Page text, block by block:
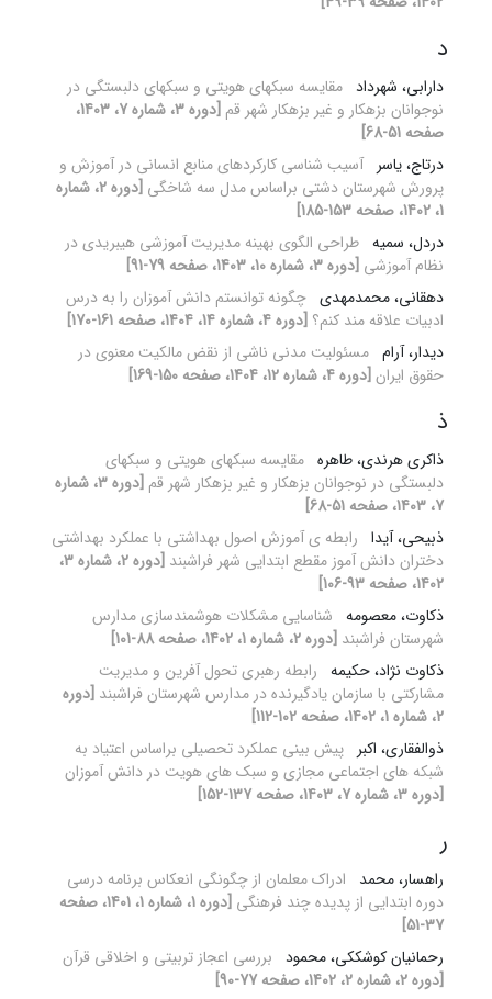
د
دارابی، شهرداد مقایسه سبک‏های هویتی و سبک‏های دلبستگی در
نوجوانان بزهکار و غیر بزهکار شهر قم
[دوره 3، شماره 7، 1403،
صفحه 51-68]
درتاج، یاسر آسیب شناسی کارکردهای منابع انسانی در آموزش و
پرورش شهرستان دشتی براساس مدل سه شاخگی
[دوره 2، شماره
1، 1402، صفحه 153-185]
دردل، سمیه طراحی الگوی بهینه مدیریت آموزشی هیبریدی در
نظام آموزشی [دوره 3، شماره 10، 1403، صفحه 79-91]
دهقانی، محمدمهدی چگونه توانستم دانش آموزان را به درس
ادبیات علاقه مند کنم؟ [دوره 4، شماره 14، 1404، صفحه 161-170]
دیدار، آرام مسئولیت مدنی ناشی از نقض مالکیت معنوی در
حقوق ایران [دوره 4، شماره 12، 1404، صفحه 150-169]
ذ
ذاکری هرندی، طاهره مقایسه سبک‏های هویتی و سبک‏های
دلبستگی در نوجوانان بزهکار و غیر بزهکار شهر قم
[دوره 3، شماره
7، 1403، صفحه 51-68]
ذبیحی، آیدا رابطه ی آموزش اصول بهداشتی با عملکرد بهداشتی
دختران دانش آموز مقطع ابتدایی شهر فراشبند
[دوره 2، شماره 3،
1402، صفحه 93-106]
ذکاوت، معصومه شناسایی مشکلات هوشمندسازی مدارس
شهرستان فراشبند [دوره 2، شماره 1، 1402، صفحه 88-101]
ذکاوت نژاد، حکیمه رابطه رهبری تحول آفرین و مدیریت
مشارکتی با سازمان یادگیرنده در مدارس شهرستان فراشبند [دوره
2، شماره 1، 1402، صفحه 102-112]
ذوالفقاری، اکبر پیش‏ بینی عملکرد تحصیلی براساس اعتیاد به
شبکه‏ های اجتماعی مجازی و سبک‏ های هویت در دانش ‏آموزان
[دوره 3، شماره 7، 1403، صفحه 137-152]
ر
راهسار، محمد
ادراک معلمان از چگونگی انعکاس برنامه درسی
دوره ابتدایی از پدیده چند فرهنگی
[دوره 1، شماره 1، 1401، صفحه
37-51]
رحمانیان کوشککی، محمود بررسی اعجاز تربیتی و اخلاقی قرآن
[دوره 2، شماره 2، 1402، صفحه 77-90]